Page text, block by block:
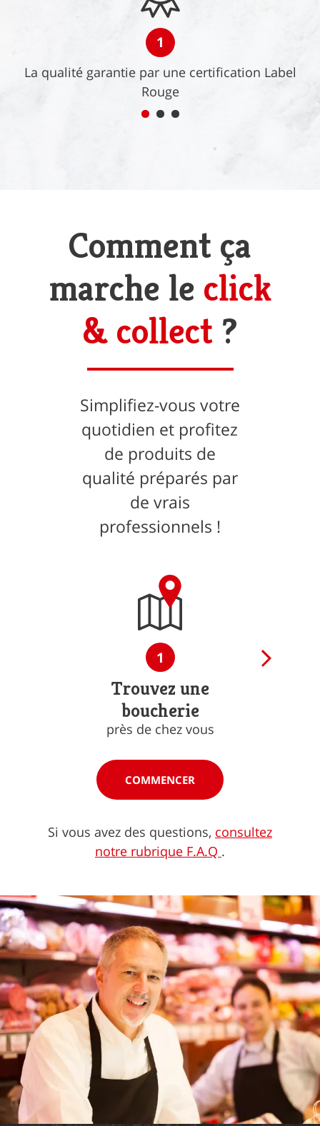
1
La qualité garantie par une certification Label
Rouge
Comment ça
marche le click
& collect ?
Simplifiez-vous votre
quotidien et profitez
de produits de
qualité préparés par
de vrais
professionnels !
1
Trouvez une
boucherie
près de chez vous
COMMENCER
Si vous avez des questions, consultez
notre rubrique F.A.Q .